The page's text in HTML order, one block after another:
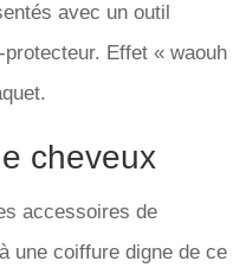
avec un outil
Effet « waouh
cheveux
accessoires de
une coiffure digne de ce